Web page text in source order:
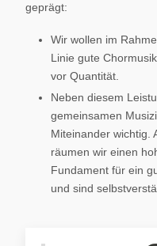
geprägt:
Wir wollen im
Linie gute
vor Quantität.
Neben diesem
gemeinsamen
Miteinander wichtig.
räumen wir einen
Fundament für ein
und sind